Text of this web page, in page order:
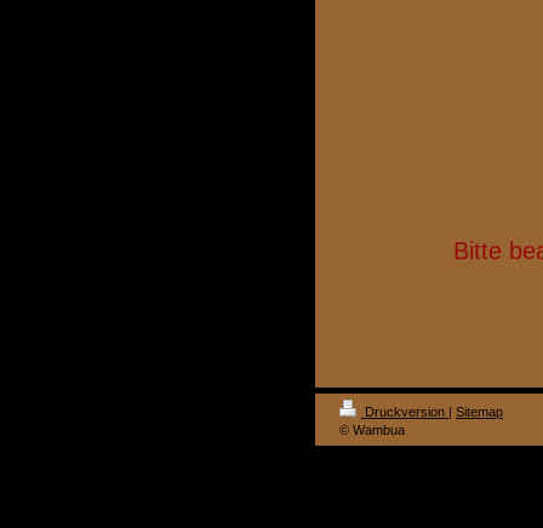
Bitte
Druckversion | Sitemap
© Wambua